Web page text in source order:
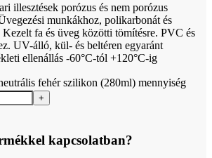
illesztések porózus és nem porózus
munkákhoz, polikarbonát és
fa és üveg közötti tömítésre. PVC és
UV-álló, kül- és beltéren egyaránt
ellenállás -60°C-tól +120°C-ig
fehér szilikon (280ml) mennyiség
kapcsolatban?